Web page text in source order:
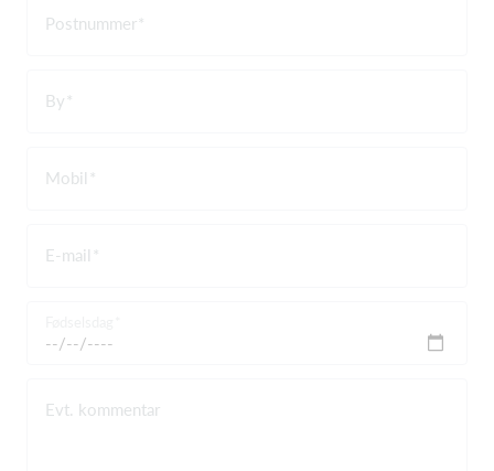
Postnummer
By
Mobil
E-mail
Evt. kommentar